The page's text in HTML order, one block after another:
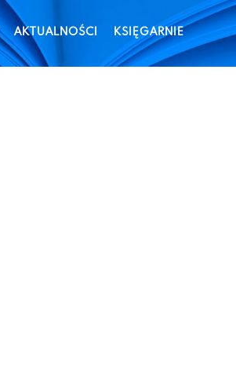
AKTUALNOŚCI KSIĘGARNIE